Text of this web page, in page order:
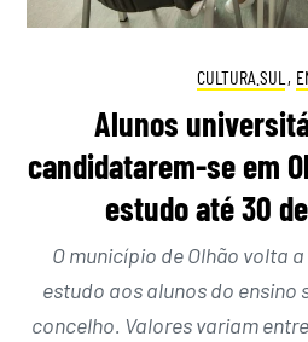
CULTURA.SUL ,
Alunos
candidatarem-se em
estudo até 30
O município de Olhão volta
estudo aos alunos do ensino
concelho. Valores variam